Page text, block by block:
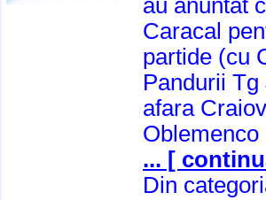
au anuntat
Caracal
partide (cu
Pandurii
afara
Oblemenco
... [
Din